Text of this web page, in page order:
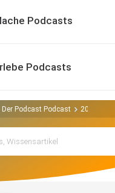
Podcasts
Podcasts
Podcast Podcast